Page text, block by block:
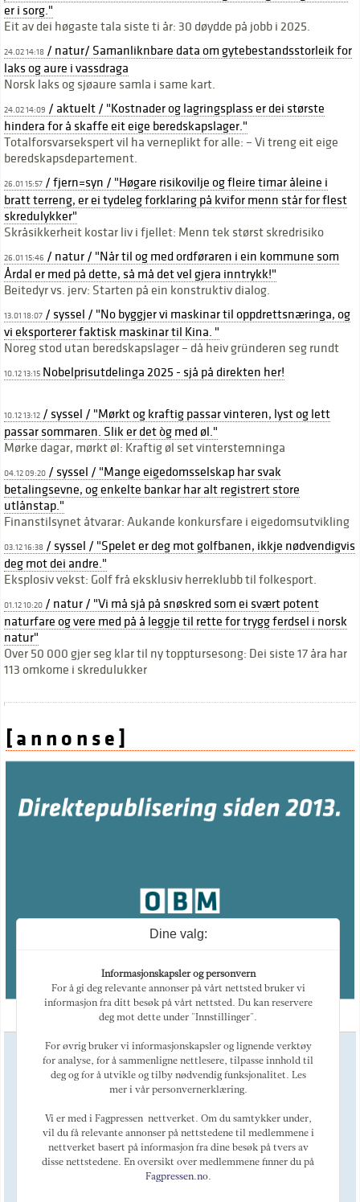
er i sorg."
Eit av dei høgaste tala siste ti år: 30 døydde på jobb i 2025.
24.02 14:18 / natur/ Samanliknbare data om gytebestandsstorleik for
laks og aure i vassdraga
Norsk laks og sjøaure samla i same kart.
24.02 14:09 / aktuelt / "Kostnader og lagringsplass er dei største
hindera for å skaffe eit eige beredskapslager."
Totalforsvarsekspert vil ha verneplikt for alle: – Vi treng eit eige
beredskapsdepartement.
26.01 15:57 / fjern=syn / "Høgare risikovilje og fleire timar åleine i
bratt terreng, er ei tydeleg forklaring på kvifor menn står for flest
skredulykker"
Skråsikkerheit kostar liv i fjellet: Menn tek størst skredrisiko
26.01 15:46 / natur / "Når til og med ordføraren i ein kommune som
Årdal er med på dette, så må det vel gjera inntrykk!"
Beitedyr vs. jerv: Starten på ein konstruktiv dialog.
13.01 18:07 / syssel / "No byggjer vi maskinar til oppdrettsnæringa, og
vi eksporterer faktisk maskinar til Kina. "
Noreg stod utan beredskapslager – då heiv gründeren seg rundt
10.12 13:15 Nobelprisutdelinga 2025 - sjå på direkten her!
10.12 13:12 / syssel / "Mørkt og kraftig passar vinteren, lyst og lett
passar sommaren. Slik er det òg med øl."
Mørke dagar, mørkt øl: Kraftig øl set vinterstemninga
04.12 09:20 / syssel / "Mange eigedomsselskap har svak
betalingsevne, og enkelte bankar har alt registrert store
utlånstap."
Finanstilsynet åtvarar: Aukande konkursfare i eigedomsutvikling
03.12 16:38 / syssel / "Spelet er deg mot golfbanen, ikkje nødvendigvis
deg mot dei andre."
Eksplosiv vekst: Golf frå eksklusiv herreklubb til folkesport.
01.12 10:20 / natur / "Vi må sjå på snøskred som ei svært potent
naturfare og vere med på å leggje til rette for trygg ferdsel i norsk
natur"
Over 50 000 gjer seg klar til ny topptursesong: Dei siste 17 åra har
113 omkome i skredulukker
[ a n n o n s e ]
Ansvarlig redaktør
Magne Otterdal
Kulturredaktør
Tellef Øgrim
Marked
Alexey Golovin
Telefon: +47 468 44 123
E-post:post@oslobusinessmemo.no
Om OBM
Dine valg:
Informasjonskapsler og personvern
For å gi deg relevante annonser på vårt nettsted bruker vi
informasjon fra ditt besøk på vårt nettsted. Du kan reservere
deg mot dette under "Innstillinger".
For øvrig bruker vi informasjonskapsler og lignende verktøy
for analyse, for å sammenligne nettlesere, tilpasse innhold til
deg og for å utvikle og tilby nødvendig funksjonalitet. Les
mer i vår personvernerklæring.
Vi er med i Fagpressen-nettverket. Om du samtykker under,
vil du få relevante annonser på nettstedene til medlemmene i
nettverket basert på informasjon fra dine besøk på tvers av
disse nettstedene. En oversikt over medlemmene finner du på
Fagpressen.no.